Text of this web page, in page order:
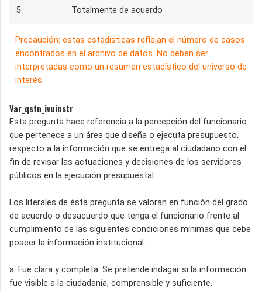
5 Totalmente de acuerdo
Precaución: estas estadísticas reflejan el número de casos
encontrados en el archivo de datos. No deben ser
interpretadas como un resumen estadístico del universo de
interés.
Var_qstn_ivuinstr
Esta pregunta hace referencia a la percepción del funcionario
que pertenece a un área que diseña o ejecuta presupuesto,
respecto a la información que se entrega al ciudadano con el
fin de revisar las actuaciones y decisiones de los servidores
públicos en la ejecución presupuestal.
Los literales de ésta pregunta se valoran en función del grado
de acuerdo o desacuerdo que tenga el funcionario frente al
cumplimiento de las siguientes condiciones mínimas que debe
poseer la información institucional:
a. Fue clara y completa: Se pretende indagar si la información
fue visible a la ciudadanía, comprensible y suficiente.